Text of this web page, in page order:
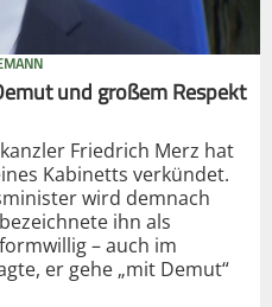
und großem Respekt
Friedrich Merz hat
Kabinetts verkündet.
wird demnach
ihn als
– auch im
er gehe „mit Demut“